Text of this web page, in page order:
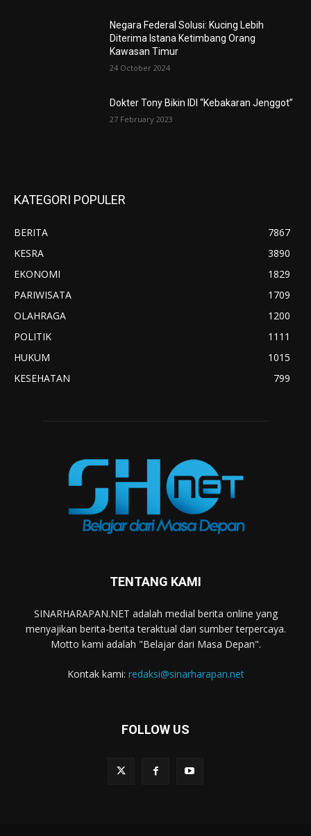
Negara Federal Solusi: Kucing Lebih
Diterima Istana Ketimbang Orang
Kawasan Timur
24 October 2024
Dokter Tony Bikin IDI “Kebakaran Jenggot”
27 February 2023
KATEGORI POPULER
BERITA
7867
KESRA
3890
EKONOMI
1829
PARIWISATA
1709
OLAHRAGA
1200
POLITIK
1111
HUKUM
1015
KESEHATAN
799
TENTANG KAMI
SINARHARAPAN.NET adalah medial berita online yang
menyajikan berita-berita teraktual dari sumber terpercaya.
Motto kami adalah "Belajar dari Masa Depan".
Kontak kami: redaksi@sinarharapan.net
FOLLOW US